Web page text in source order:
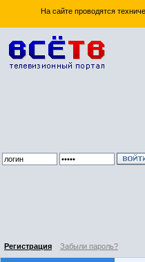
На сайте проводятся
Регистрация Забыли пароль?